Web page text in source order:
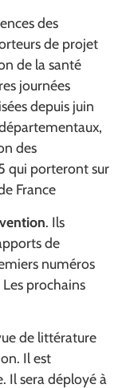
des
de projet
de la santé
journées
depuis juin
des
qui porteront sur
France
. Ils
de
numéros
dans une
Les prochains
de littérature
Il est
Il sera déployé à